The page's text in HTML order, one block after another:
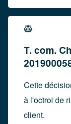
T. com.
Cette
à l'octroi de
client.